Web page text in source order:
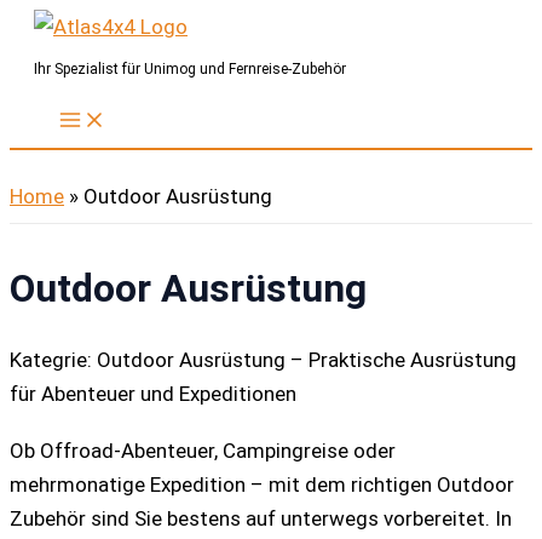
Zum
InhaltIhr Spezialist für Unimog und Fernreise-Zubehör
Home » Outdoor Ausrüstung
Outdoor Ausrüstung
Kategrie: Outdoor Ausrüstung – Praktische Ausrüstung
für Abenteuer und Expeditionen
Ob Offroad-Abenteuer, Campingreise oder
mehrmonatige Expedition – mit dem richtigen Outdoor
Zubehör sind Sie bestens auf unterwegs vorbereitet. In